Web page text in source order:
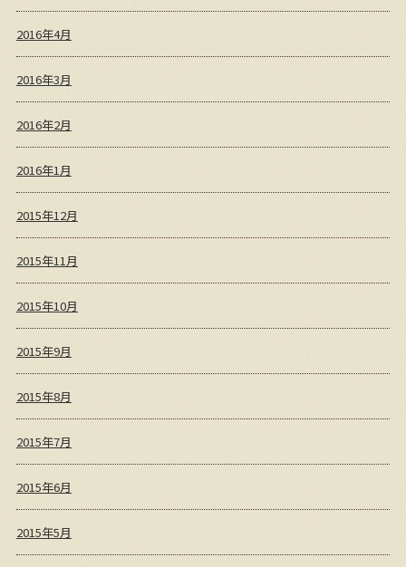
2016年4月
2016年3月
2016年2月
2016年1月
2015年12月
2015年11月
2015年10月
2015年9月
2015年8月
2015年7月
2015年6月
2015年5月